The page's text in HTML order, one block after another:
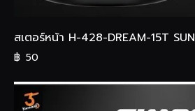
สเตอร์หน้า H-428-DREAM-15T SUN
฿ 50